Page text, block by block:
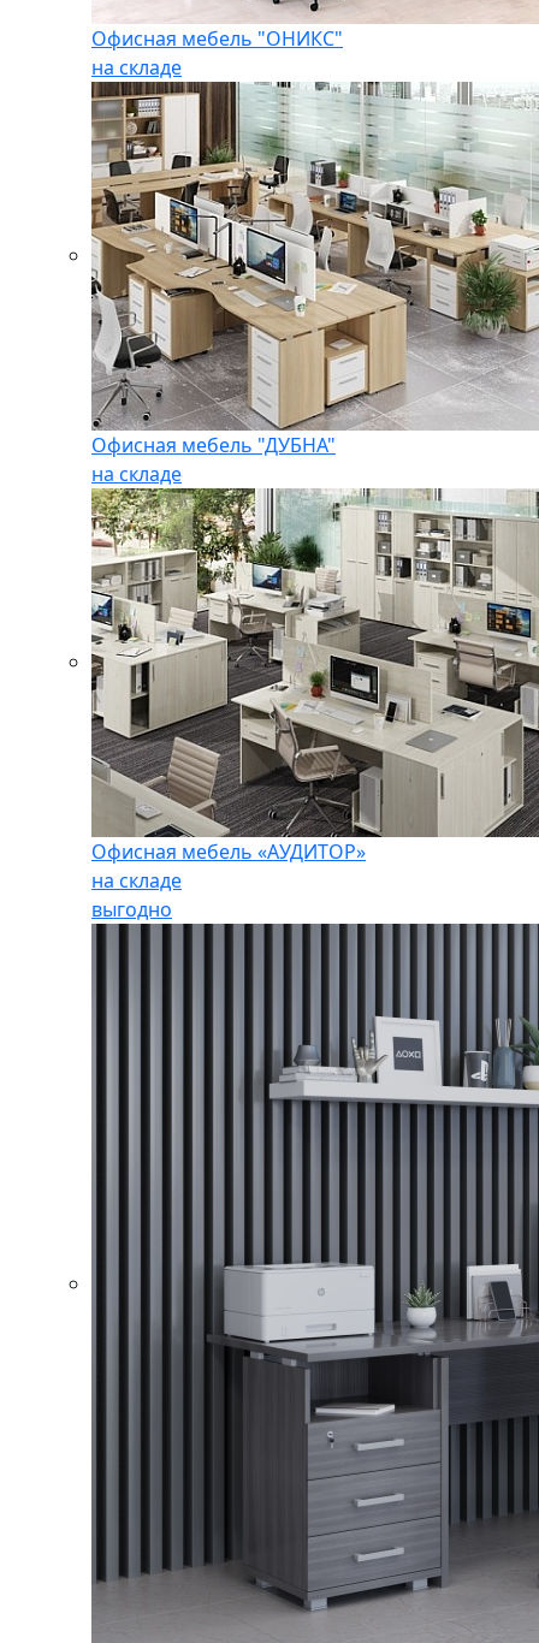
Офисная мебель "ОНИКС"
на складе
Офисная мебель "ДУБНА"
на складе
Офисная мебель «АУДИТОР»
на складе
выгодно